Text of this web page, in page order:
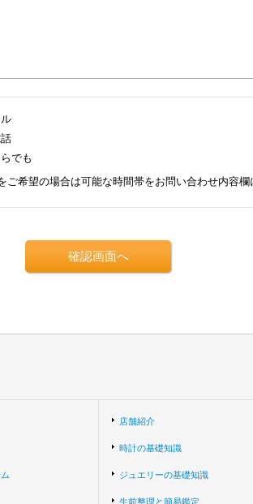
でも
ご希望の場合は可能な時間帯をお問い合わせ内容欄
店舗紹介
時計の基礎知識
ジュエリーの基礎知識
生前整理と簡易鑑定